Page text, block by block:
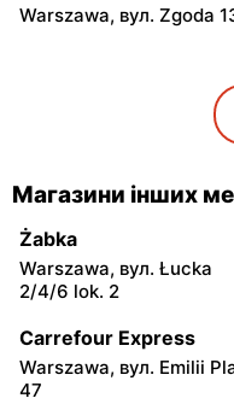
Warszawa, вул. Zgoda
Świętokrzyska 0 Stacja
Żabka
Łódź, вул. Żurawia 14
Żabka
35
Żabka
Магазини інших
Żabka
Warszawa, вул. Łucka
2/4/6 lok. 2
Carrefour Express
Warszawa, вул. Emilii
47